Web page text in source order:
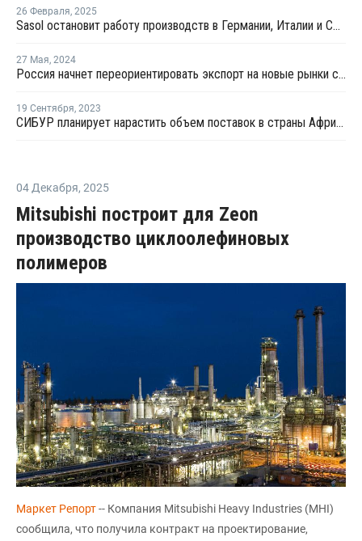
26 Февраля, 2025
Sasol остановит работу производств в Германии, Италии и США
27 Мая, 2024
Россия начнет переориентировать экспорт на новые рынки сбыта
19 Сентября, 2023
СИБУР планирует нарастить объем поставок в страны Африки
04 Декабря, 2025
Mitsubishi построит для Zeon
производство циклоолефиновых
полимеров
Маркет Репорт-- Компания Mitsubishi Heavy Industries (MHI)
сообщила, что получила контракт на проектирование,